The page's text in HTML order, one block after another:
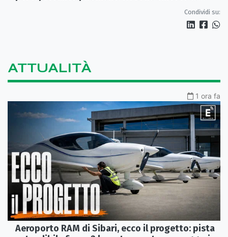
Condividi su:
ATTUALITÀ
1 ora fa
Aeroporto RAM di Sibari, ecco il progetto: pista